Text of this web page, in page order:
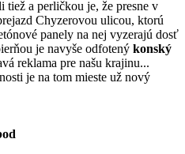
tiež a perličkou je, že presne v
Chyzerovou ulicou, ktorú
panely na nej vyzerajú dosť
je navyše odfotený konský
reklama pre našu krajinu...
je na tom mieste už nový